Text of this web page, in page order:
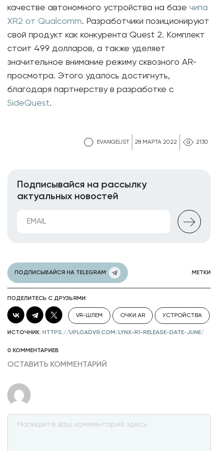
EVANGELIST 28 МАРТА 2022 2130
качестве автономного устройства на базе чипа
XR2 от Qualcomm. Разработчики позиционируют
свой продукт как конкурента Quest 2. Комплект
стоит 499 долларов, а также уделяет
значительное внимание режиму сквозного AR-
просмотра. Этого удалось достигнуть,
благодаря партнерству в разработке с
SideQuest.
Подписывайся на рассылку
актуальных новостей
ПОДПИСЫВАЙСЯ НА TELEGRAM МЕТКИ
ПОДЕЛИТЕСЬ С ДРУЗЬЯМИ:
VR-ШЛЕМ ОЧКИ AR УСТРОЙСТВА
ИСТОЧНИК: HTTPS://UPLOADVR.COM/LYNX-R1-RELEASE-DATE-JUNE/
0 КОММЕНТАРИЕВ
ОСТАВИТЬ КОММЕНТАРИЙ